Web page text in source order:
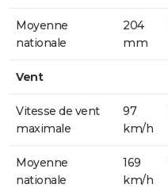
Moyenne
nationale
204
mm
Vent
Vitesse de vent
maximale
97
km/h
Moyenne
nationale
169
km/h